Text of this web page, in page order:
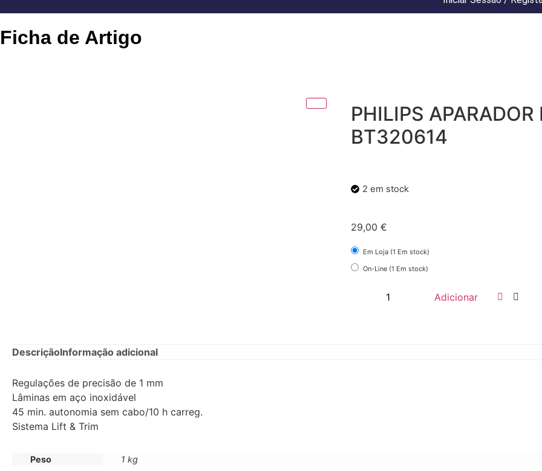
Ficha de Artigo
PHILIPS APARADOR
BT320614
2 em stock
29,00 €
Em Loja (1 Em stock)
On-Line (1 Em stock)
Adicionar
DescriçãoInformação adicional
Regulações de precisão de 1 mm
Lâminas em aço inoxidável
45 min. autonomia sem cabo/10 h carreg.
Sistema Lift & Trim
Peso 1 kg